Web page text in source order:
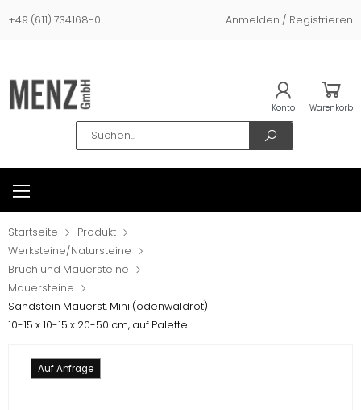
+49 (611) 734168-0 Anmelden / Registrieren
Search
Konto Warenkorb
Startseite
Produkt
Werksteine/Natursteine
Bruch und Mauersteine
Mauersteine
Sandstein Mauerst. Mini (odenwaldrot)
10-15 x 10-15 x 20-50 cm, auf Palette
Auf Anfrage